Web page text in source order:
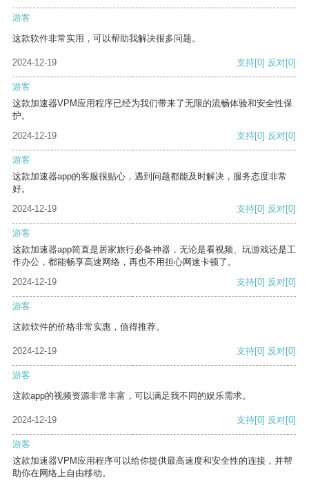
游客
这款软件非常实用，可以帮助我解决很多问题。
2024-12-19 支持[0] 反对[0]
游客
这款加速器VPM应用程序已经为我们带来了无限的流畅体验和安全性保
护。
2024-12-19
支持[0] 反对[0]
游客
这款加速器app的客服很贴心，遇到问题都能及时解决，服务态度非常
好。
2024-12-19
支持[0] 反对[0]
游客
这款加速器app简直是居家旅行必备神器，无论是看视频、玩游戏还是工
作办公，都能畅享高速网络，再也不用担心网速卡顿了。
2024-12-19
支持[0] 反对[0]
游客
这款软件的价格非常实惠，值得推荐。
2024-12-19 支持[0] 反对[0]
游客
这款app的视频资源非常丰富，可以满足我不同的娱乐需求。
2024-12-19 支持[0] 反对[0]
游客
这款加速器VPM应用程序可以给你提供最高速度和安全性的连接，并帮
助你在网络上自由移动。